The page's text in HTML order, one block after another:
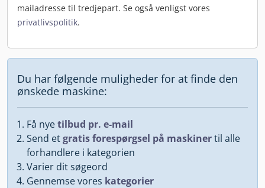
mailadresse til tredjepart. Se også venligst vores
privatlivspolitik.
Du har følgende muligheder for at finde den
ønskede maskine:
Få nyetilbud pr. e-mail
Send etgratis forespørgsel på maskinertil alle
forhandlere i kategorien
Varier dit søgeord
Gennemse vores kategorier